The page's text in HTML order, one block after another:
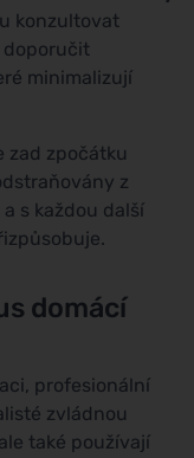
konzultovat
doporučit
minimalizují
zad zpočátku
z
s každou další
domácí
profesionální
zvládnou
také používají